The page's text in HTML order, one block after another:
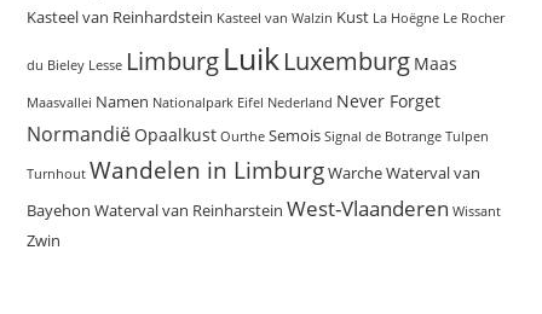
Kasteel van Reinhardstein Kasteel van Walzin Kust La Hoëgne Le Rocher
du Bieley Lesse LimburgLuikLuxemburg Maas
Maasvallei Namen Nationalpark Eifel Nederland Never Forget
Normandië Opaalkust Ourthe Semois Signal de Botrange Tulpen
Turnhout Wandelen in LimburgWarcheWaterval van
Bayehon Waterval van Reinharstein West-Vlaanderen Wissant
Zwin